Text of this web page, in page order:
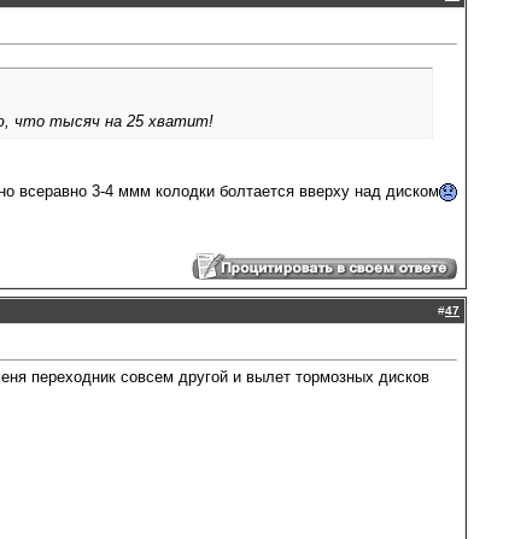
что тысяч на 25 хватит!
всеравно 3-4 ммм колодки болтается вверху над диском
#47
переходник совсем другой и вылет тормозных дисков